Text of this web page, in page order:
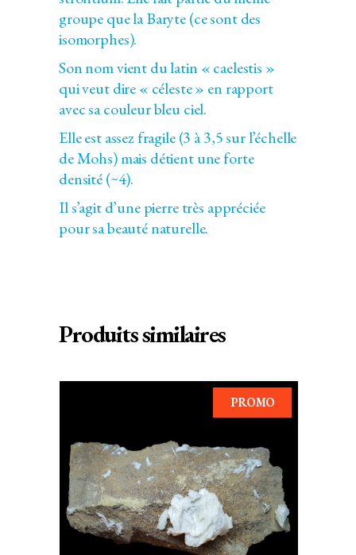
groupe que la Baryte (ce sont des
isomorphes).
Son nom vient du latin « caelestis »
qui veut dire « céleste » en rapport
avec sa couleur bleu ciel.
Elle est assez fragile (3 à 3,5 sur l’échelle
de Mohs) mais détient une forte
densité (~4).
Il s’agit d’une pierre très appréciée
pour sa beauté naturelle.
Produits similaires
PROMO
AJOUTER AU PANIER